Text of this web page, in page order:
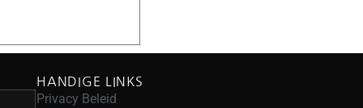
HANDIGE LINKS
Privacy Beleid